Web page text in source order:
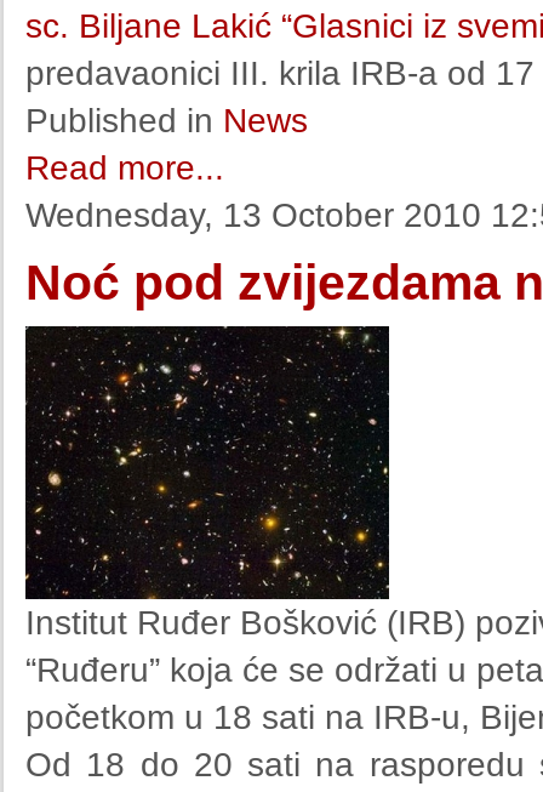
sc. Biljane Lakić “Glasnici iz
predavaonici III. krila IRB-a od
Published in News
Read more...
Wednesday, 13 October 2010
Noć pod zvijezdama
Institut Ruđer Bošković (IRB)
“Ruđeru” koja će se održati u
početkom u 18 sati na IRB-u,
Od 18 do 20 sati na rasporedu